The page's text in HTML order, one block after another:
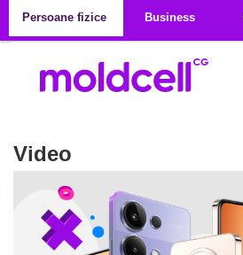
Persoane fizice
Business
Video